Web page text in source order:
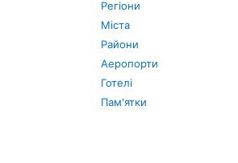
Регіони
Міста
Райони
Аеропорти
Готелі
Пам'ятки